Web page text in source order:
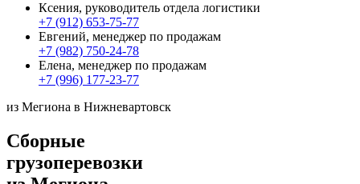
Ксения, руководитель отдела логистики
+7 (912) 653-75-77
Евгений, менеджер по продажам
+7 (982) 750-24-78
Елена, менеджер по продажам
+7 (996) 177-23-77
из Мегиона в Нижневартовск
Сборные
грузоперевозки